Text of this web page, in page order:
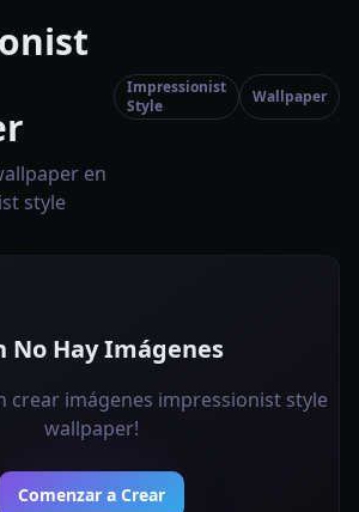
en
style
Impressionist
Style
Wallpaper
No Hay Imágenes
crear imágenes impressionist style
wallpaper!
Comenzar a Crear